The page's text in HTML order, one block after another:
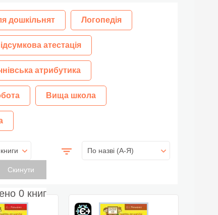
дошкільнят Логопедія
атестація
атрибутика
Вища школа
0 книг
По назві (A-Я)